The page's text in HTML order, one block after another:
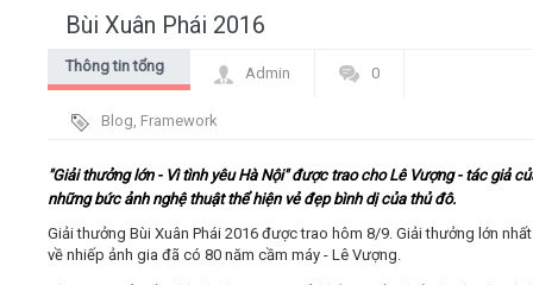
Video
Kiến thức
Bùi Xuân Phái 2016
Thông tin tổng
Admin 0
Blog, Framework
"Giải thưởng lớn - Vì tình yêu Hà Nội" được trao cho Lê Vượng - tác giả
những bức ảnh nghệ thuật thể hiện vẻ đẹp bình dị của thủ đô.
Giải thưởng Bùi Xuân Phái 2016 được trao hôm 8/9. Giải thưởng lớn
về nhiếp ảnh gia đã có 80 năm cầm máy - Lê Vượng.